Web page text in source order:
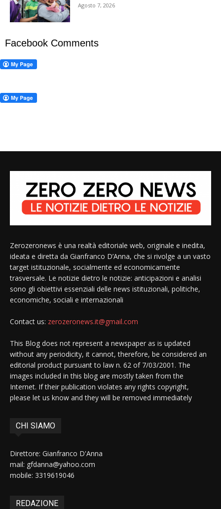
Agosto 7, 2026
Facebook Comments
Zerozeronews è una realtà editoriale web, originale e inedita,
ideata e diretta da Gianfranco D’Anna, che si rivolge a un vasto
target istituzionale, socialmente ed economicamente
trasversale. Le notizie dietro le notizie: anticipazioni e analisi
sono gli obiettivi essenziali delle news istituzionali, politiche,
economiche, sociali e internazionali
Contact us: zerozeronews.it@gmail.com
This Blog does not represent a newspaper as is updated
without any periodicity, it cannot, therefore, be considered an
editorial product pursuant to law n. 62 of 7/03/2001. The
images included in this blog are mostly taken from the
Internet. If their publication violates any rights copyright,
please let us know and they will be removed immediately
CHI SIAMO
Direttore: Gianfranco D'Anna
mail: gfdanna@yahoo.com
mobile: 3319619046
REDAZIONE